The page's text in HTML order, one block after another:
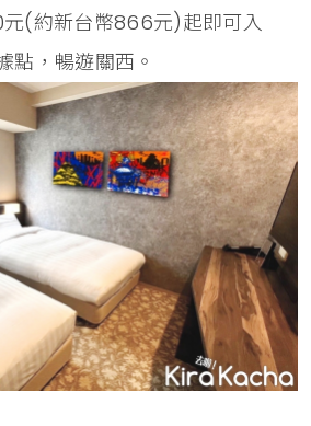
(約新台幣866元)起即可入
點，暢遊關西。